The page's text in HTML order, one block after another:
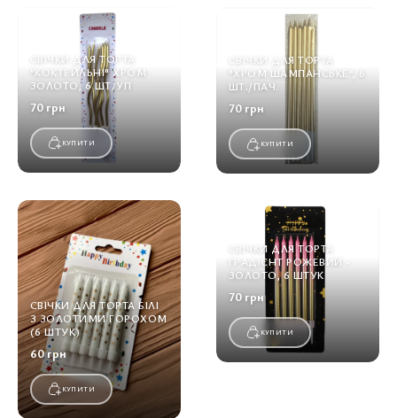
СВІЧКИ ДЛЯ ТОРТА
"КОКТЕЙЛЬНІ" ХРОМ
ЗОЛОТО, 6 ШТ/УП
70 грн
КУПИТИ
СВІЧКИ ДЛЯ ТОРТА
"ХРОМ ШАМПАНСЬКЕ", 6
ШТ./ПАЧ.
70 грн
КУПИТИ
СВІЧКИ ДЛЯ ТОРТА БІЛІ
З ЗОЛОТИМИ ГОРОХОМ
(6 ШТУК)
60 грн
КУПИТИ
СВІЧКИ ДЛЯ ТОРТА
ГРАДІЄНТ РОЖЕВИЙ -
ЗОЛОТО, 6 ШТУК
70 грн
КУПИТИ